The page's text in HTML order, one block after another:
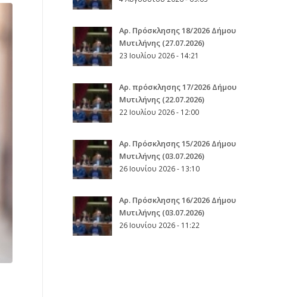
Aρ. Πρόσκλησης 18/2026 Δήμου
Μυτιλήνης (27.07.2026)
23 Ιουλίου 2026 - 14:21
Αρ. πρόσκλησης 17/2026 Δήμου
Μυτιλήνης (22.07.2026)
22 Ιουλίου 2026 - 12:00
Aρ. Πρόσκλησης 15/2026 Δήμου
Μυτιλήνης (03.07.2026)
26 Ιουνίου 2026 - 13:10
Aρ. Πρόσκλησης 16/2026 Δήμου
Μυτιλήνης (03.07.2026)
26 Ιουνίου 2026 - 11:22